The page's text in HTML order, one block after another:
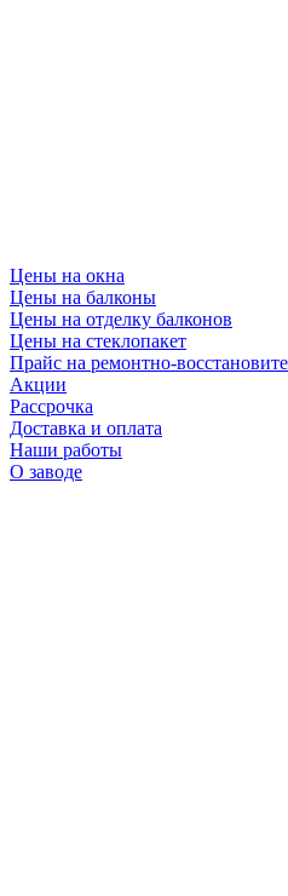
Цены на окна
Цены на балконы
Цены на отделку балконов
Цены на стеклопакет
Прайс на ремонтно-
Акции
Рассрочка
Доставка и оплата
Наши работы
О заводе